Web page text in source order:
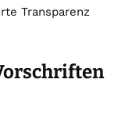
Transparenz